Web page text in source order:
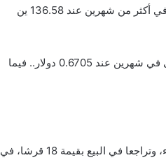
وارتفع الين الياباني 0.12 % إلى 136.29 ين للدولار بعدما انخفض لأدنى مستوى في أكثر من شهرين عند 136.58 ين
وخسر الدولار الأسترالي 0.25 % ليبلغ 0.671 دولار بعدما اقترب من أدنى مستوى في شهرين عند 0.6705 دولار.. فيما
وبالنسبة للعملات الرئيسية، سجلت العملة الأوروبية “اليورو” استقرارا في الشراء، وتراجعا في البيع بقيمة 18 قرشا، في